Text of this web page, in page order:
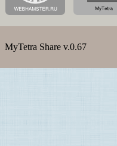
MyTetra Share v.0.67